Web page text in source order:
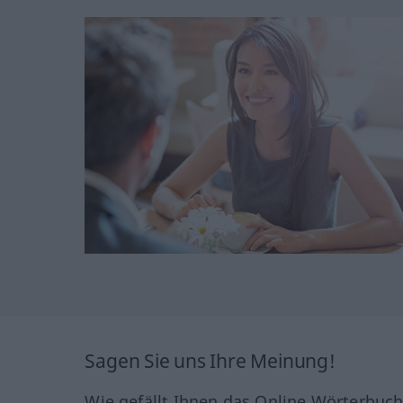
Sagen Sie uns Ihre Meinung!